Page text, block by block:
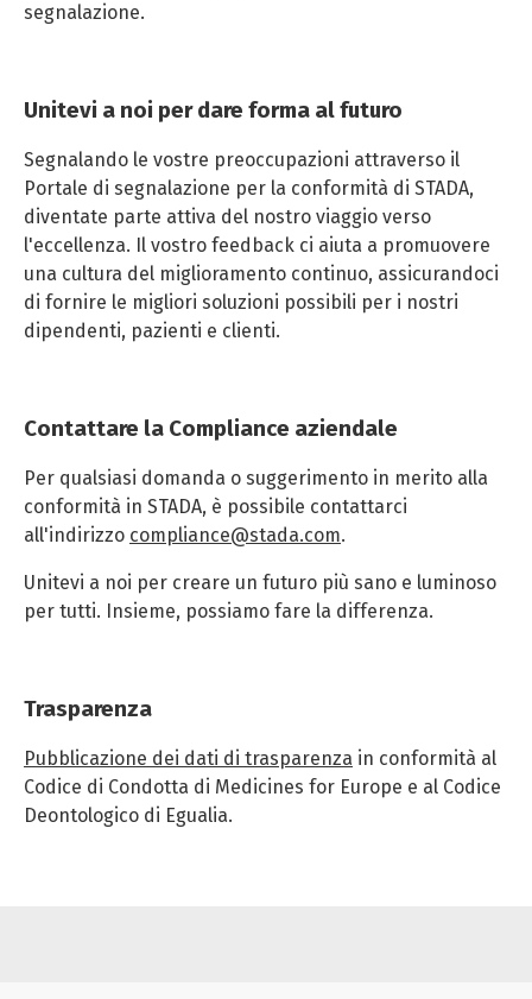
segnalazione.
Unitevi a noi per dare forma al futuro
Segnalando le vostre preoccupazioni attraverso il
Portale di segnalazione per la conformità di STADA,
diventate parte attiva del nostro viaggio verso
l'eccellenza. Il vostro feedback ci aiuta a promuovere
una cultura del miglioramento continuo, assicurandoci
di fornire le migliori soluzioni possibili per i nostri
dipendenti, pazienti e clienti.
Contattare la Compliance aziendale
Per qualsiasi domanda o suggerimento in merito alla
conformità in STADA, è possibile contattarci
all'indirizzo compliance@stada.com.
Unitevi a noi per creare un futuro più sano e luminoso
per tutti. Insieme, possiamo fare la differenza.
Trasparenza
Pubblicazione dei dati di trasparenza in conformità al
Codice di Condotta di Medicines for Europe e al Codice
Deontologico di Egualia.